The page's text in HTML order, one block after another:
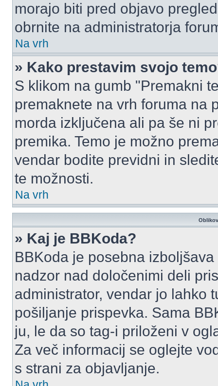
morajo biti pred objavo
obrnite na administratorja
Na vrh
» Kako prestavim svojo
S klikom na gumb "Premakni
premaknete na vrh foruma na
morda izključena ali pa še ni
premika. Temo je možno
vendar bodite previdni in
te možnosti.
Na vrh
» Kaj je BBKoda?
BBKoda je posebna
nadzor nad določenimi deli
administrator, vendar jo lahko
pošiljanje prispevka. Sama
ju, le da so tag-i priloženi v
Za več informacij se oglejte
s strani za objavljanje.